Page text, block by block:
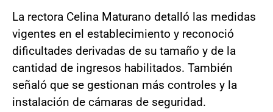
La rectora Celina Maturano detalló las medidas
vigentes en el establecimiento y reconoció
dificultades derivadas de su tamaño y de la
cantidad de ingresos habilitados. También
señaló que se gestionan más controles y la
instalación de cámaras de seguridad.